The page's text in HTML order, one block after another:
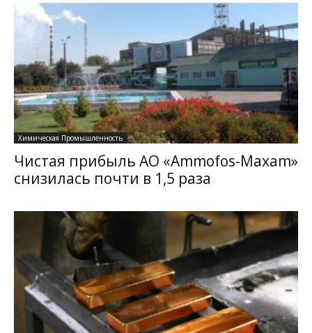
Химическая Промышленность
Чистая прибыль АО «Ammofos-Maxam»
снизилась почти в 1,5 раза